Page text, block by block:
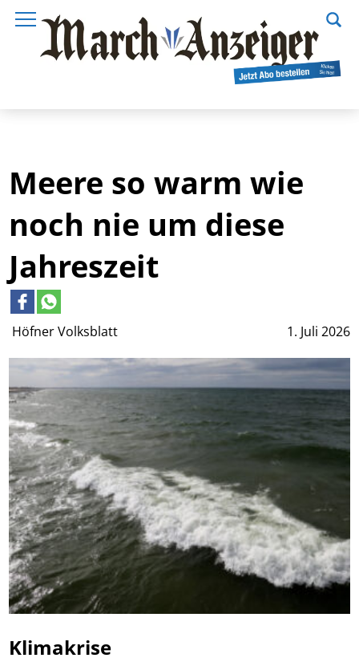
Höfner Volksblatt 1. Juli 2026
Meere so warm wie
noch nie um diese
Jahreszeit
Klimakrise